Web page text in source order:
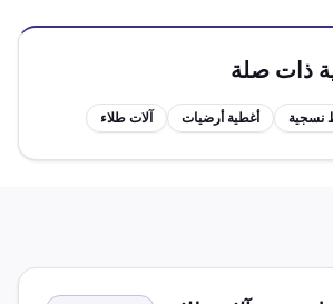
ذات صلة
نسجية أغطية أرضيات آلات طلاء